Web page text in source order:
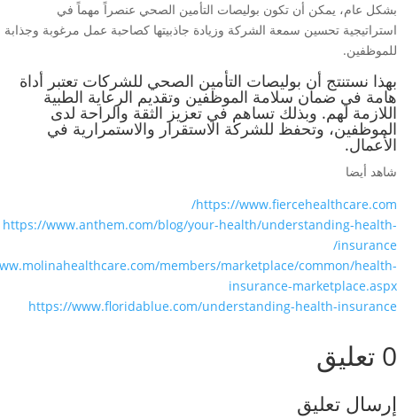
بشكل عام، يمكن أن تكون بوليصات التأمين الصحي عنصراً مهماً في
استراتيجية تحسين سمعة الشركة وزيادة جاذبيتها كصاحبة عمل مرغوبة وجذابة
للموظفين.
بهذا نستنتج أن بوليصات التأمين الصحي للشركات تعتبر أداة
هامة في ضمان سلامة الموظفين وتقديم الرعاية الطبية
اللازمة لهم. وبذلك تساهم في تعزيز الثقة والراحة لدى
الموظفين، وتحفظ للشركة الاستقرار والاستمرارية في
الأعمال.
شاهد أيضا
https://www.fiercehealthcare.com/
https://www.anthem.com/blog/your-health/understanding-health-
insurance/
members/marketplace/common/health-
insurance-marketplace.aspx
https://www.floridablue.com/understanding-health-insurance
0 تعليق
إرسال تعليق